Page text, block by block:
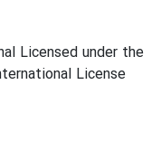
Licensed under the
License